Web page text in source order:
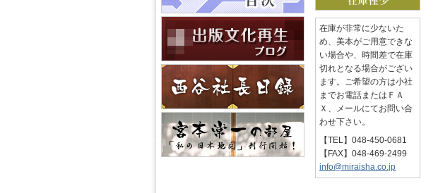
在庫が非常に少ないた
め、美本がご用意できな
い場合や、時間差で在庫
切れとなる場合がござい
ます。ご希望の方は小社
までお電話またはＦＡ
Ｘ、メールにてお問い合
わせ下さい。
【TEL】048-450-0681
【FAX】048-469-2499
info@miraisha.co.jp